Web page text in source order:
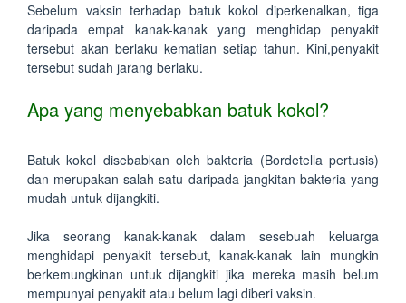
Sebelum vaksin terhadap batuk kokol diperkenalkan, tiga
daripada empat kanak-kanak yang menghidap penyakit
tersebut akan berlaku kematian setiap tahun. Kini,penyakit
tersebut sudah jarang berlaku.
Apa yang menyebabkan batuk kokol?
Batuk kokol disebabkan oleh bakteria (Bordetella pertusis)
dan merupakan salah satu daripada jangkitan bakteria yang
mudah untuk dijangkiti.
Jika seorang kanak-kanak dalam sesebuah keluarga
menghidapi penyakit tersebut, kanak-kanak lain mungkin
berkemungkinan untuk dijangkiti jika mereka masih belum
mempunyai penyakit atau belum lagi diberi vaksin.